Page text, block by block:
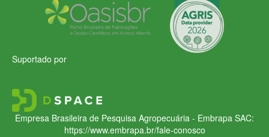
Suportado por
Empresa Brasileira de Pesquisa Agropecuária - Embrapa SAC:
https://www.embrapa.br/fale-conosco